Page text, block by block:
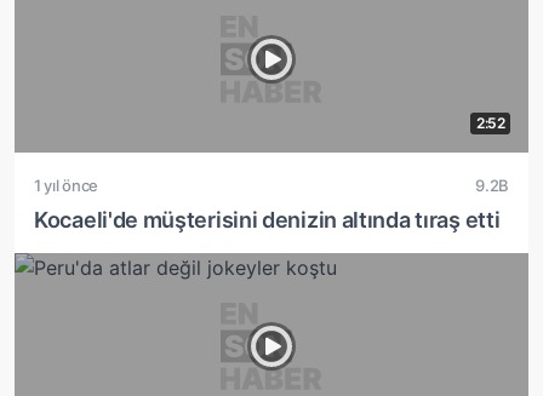
2:52
1 yıl önce 9.2B
Kocaeli'de müşterisini denizin altında tıraş etti